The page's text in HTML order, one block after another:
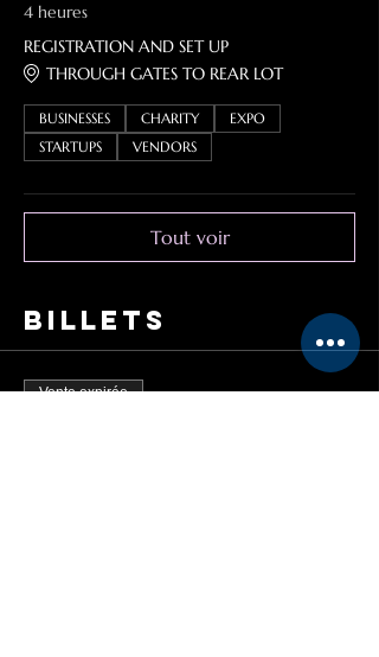
4 heures
REGISTRATION AND SET UP
THROUGH GATES TO REAR LOT
BUSINESSES CHARITY
EXPO
STARTUPS
VENDORS
Tout voir
Billets
Vente expirée